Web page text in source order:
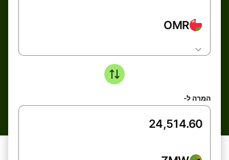
OMR
המרה ל-